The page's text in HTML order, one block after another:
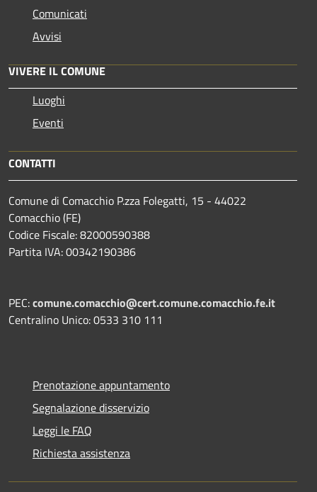
Comunicati
Avvisi
VIVERE IL COMUNE
Luoghi
Eventi
CONTATTI
Comune di Comacchio P.zza Folegatti, 15 - 44022
Comacchio (FE)
Codice Fiscale: 82000590388
Partita IVA: 00342190386
PEC:comune.comacchio@cert.comune.comacchio.fe.it
Centralino Unico: 0533 310 111
Prenotazione appuntamento
Segnalazione disservizio
Leggi le FAQ
Richiesta assistenza